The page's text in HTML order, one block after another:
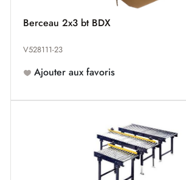
Berceau 2x3 bt BDX
V528111-23
Ajouter aux favoris